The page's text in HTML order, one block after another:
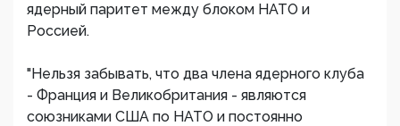
ядерный паритет между блоком НАТО и
Россией.
"Нельзя забывать, что два члена ядерного клуба
- Франция и Великобритания - являются
союзниками США по НАТО и постоянно